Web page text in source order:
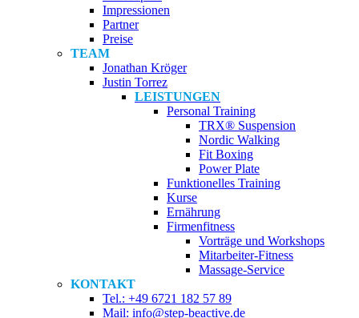
Impressionen
Partner
Preise
TEAM
Jonathan Kröger
Justin Torrez
LEISTUNGEN
Personal Training
TRX® Suspension
Nordic Walking
Fit Boxing
Power Plate
Funktionelles Training
Kurse
Ernährung
Firmenfitness
Vorträge und Workshops
Mitarbeiter-Fitness
Massage-Service
KONTAKT
Tel.: +49 6721 182 57 89
Mail: info@step-beactive.de